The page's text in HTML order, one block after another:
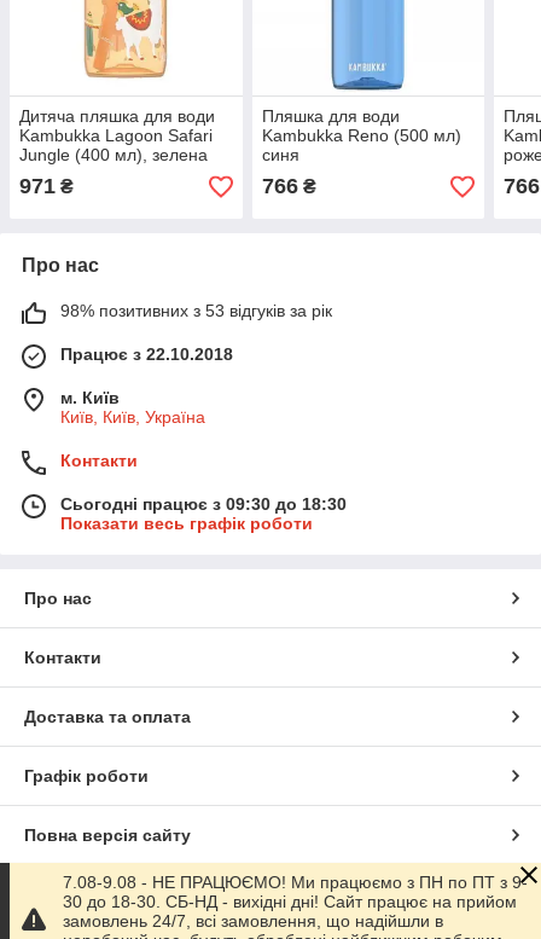
Дитяча пляшка для води
Kambukka Lagoon Safari
Jungle (400 мл), зелена
971 ₴
Пляшка для води
Kambukka Reno (500 мл)
синя
766₴ 766
Про нас
98% позитивних з 53 відгуків за рік
Працює з 22.10.2018
м. Київ
Київ, Київ, Україна
Контакти
Сьогодні працює з 09:30 до 18:30
Показати весь графік роботи
Про нас
Контакти
Доставка та оплата
Графік роботи
Повна версія сайту
Сайт створено на маркетплейсіProm.ua
7.08-9.08 - НЕ ПРАЦЮЄМО! Ми працюємо з ПН по ПТ з 9-
30 до 18-30. СБ-НД - вихідні дні! Сайт працює на прийом
замовлень 24/7, всі замовлення, що надійшли в